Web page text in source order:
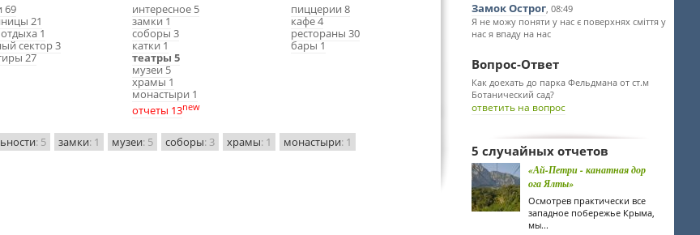
69
21
1
сектор 3
27
интересное 5
замки 1
соборы 3
катки 1
театры 5
музеи 5
храмы 1
монастыри 1
отчеты 13new
пиццерии 8
кафе 4
рестораны 30
бары 1
: 5 замки: 1 музеи: 5 соборы: 3 храмы: 1 монастыри: 1
Замок Острог, 08:49
Я не можу поняти у нас є поверхнях сміття у
нас я впаду на нас
Вопрос-Ответ
Как доехать до парка Фельдмана от ст.м
Ботанический сад?
ответить на вопрос
5 случайных отчетов
«Ай-Петри - канатная дор
ога Ялты»
Осмотрев практически все
западное побережье Крыма,
мы...